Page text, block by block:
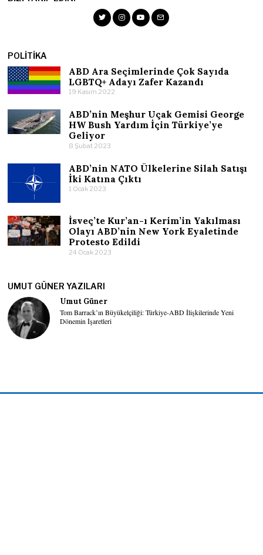
POLITIKA
ABD Ara Seçimlerinde Çok Sayıda
LGBTQ+ Adayı Zafer Kazandı
19 Kasım 2022
ABD’nin Meşhur Uçak Gemisi George
HW Bush Yardım İçin Türkiye’ye
Geliyor
8 Şubat 2023
ABD’nin NATO Ülkelerine Silah Satışı
İki Katına Çıktı
1 Ocak 2023
İsveç’te Kur’an-ı Kerim’in Yakılması
Olayı ABD’nin New York Eyaletinde
Protesto Edildi
24 Ocak 2023
UMUT GÜNER YAZILARI
Umut Güner
Tom Barrack’ın Büyükelçiliği: Türkiye-ABD İlişkilerinde Yeni
Dönemin İşaretleri